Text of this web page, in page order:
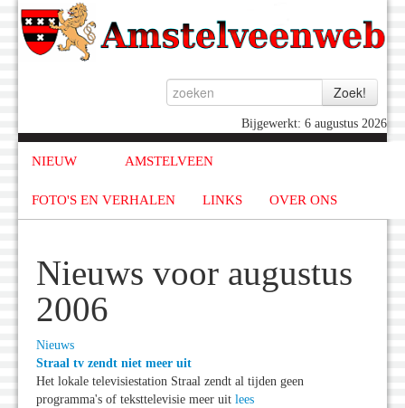
Bijgewerkt: 6 augustus 2026
NIEUW AMSTELVEEN
FOTO'S EN VERHALEN LINKS OVER ONS
Nieuws voor augustus
2006
Nieuws
Straal tv zendt niet meer uit
Het lokale televisiestation Straal zendt al tijden geen
programma's of teksttelevisie meer uit lees